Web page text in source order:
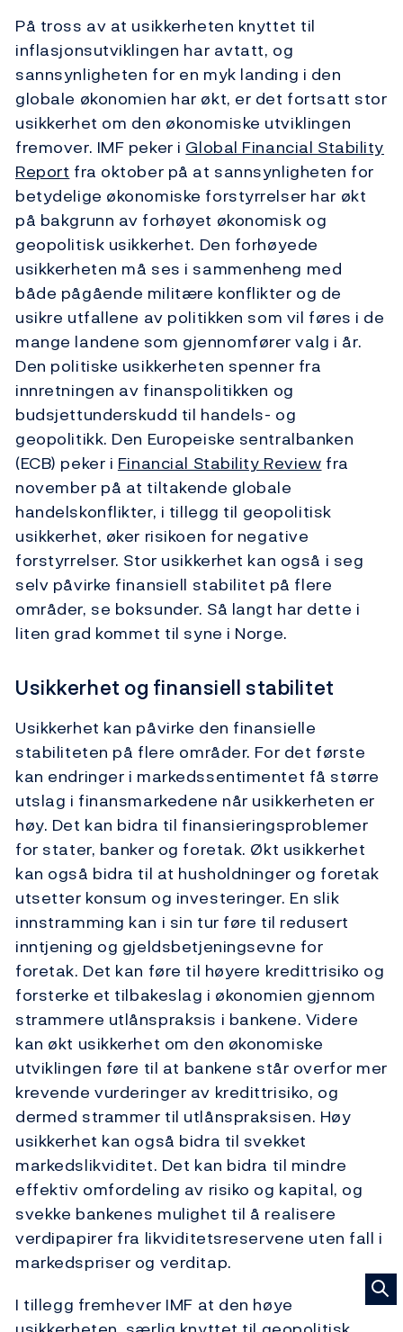
På tross av at usikkerheten knyttet til
inflasjonsutviklingen har avtatt, og
sannsynligheten for en myk landing i den
globale økonomien har økt, er det fortsatt stor
usikkerhet om den økonomiske utviklingen
fremover. IMF peker i Global Financial Stability
Report fra oktober på at sannsynligheten for
betydelige økonomiske forstyrrelser har økt
på bakgrunn av forhøyet økonomisk og
geopolitisk usikkerhet. Den forhøyede
usikkerheten må ses i sammenheng med
både pågående militære konflikter og de
usikre utfallene av politikken som vil føres i de
mange landene som gjennomfører valg i år.
Den politiske usikkerheten spenner fra
innretningen av finanspolitikken og
budsjettunderskudd til handels- og
geopolitikk. Den Europeiske sentralbanken
(ECB) peker i Financial ­Stability Review fra
november på at tiltakende globale
handelskonflikter, i tillegg til geopolitisk
usikkerhet, øker risikoen for negative
forstyrrelser. Stor usikkerhet kan også i seg
selv påvirke finansiell stabilitet på flere
områder, se boksunder. Så langt har dette i
liten grad kommet til syne i Norge.
Usikkerhet og finansiell stabilitet
Usikkerhet kan påvirke den finansielle
stabiliteten på flere områder. For det første
kan endringer i markedssentimentet få større
utslag i finansmarkedene når usikkerheten er
høy. Det kan bidra til finansieringsproblemer
for stater, banker og foretak. Økt usikkerhet
kan også bidra til at husholdninger og foretak
utsetter konsum og investeringer. En slik
innstramming kan i sin tur føre til redusert
inntjening og gjeldsbetjeningsevne for
foretak. Det kan føre til høyere kredittrisiko og
forsterke et tilbakeslag i økonomien gjennom
strammere utlånspraksis i bankene. Videre
kan økt usikkerhet om den økonomiske
utviklingen føre til at bankene står overfor mer
krevende vurderinger av kredittrisiko, og
dermed strammer til utlånspraksisen. Høy
usikkerhet kan også bidra til svekket
markedslikviditet. Det kan bidra til mindre
effektiv omfordeling av risiko og kapital, og
svekke bankenes mulighet til å realisere
verdipapirer fra likviditetsreservene uten fall i
markedspriser og verditap.
I tillegg fremhever IMF at den høye